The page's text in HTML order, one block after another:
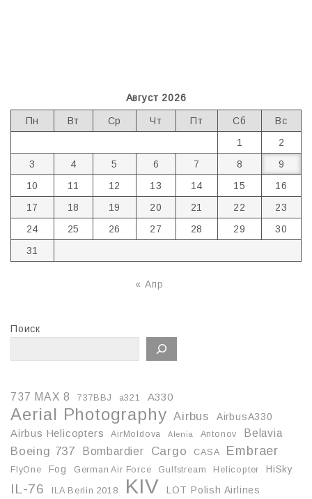
Август 2026
Пн Вт Ср Чт Пт Сб
Вс
1
2
3
4 5 6 7 8
9
10
11 12 13 14 15
16
17
18 19 20 21 22
23
24
25 26 27 28 29
30
31
« Апр
Поиск
737 MAX 8 737BBJ a321 A330
Aerial Photography Airbus
AirbusA330
Airbus Helicopters
AirMoldova Alenia Antonov Belavia
Boeing 737 Bombardier Cargo CASA Embraer
FlyOne Fog German Air Force Gulfstream Helicopter HiSky
IL-76 ILA Berlin 2018 KIV LOT Polish Airlines